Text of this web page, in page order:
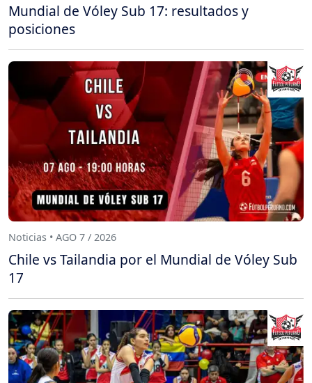
Mundial de Vóley Sub 17: resultados y
posiciones
Noticias • AGO 7 / 2026
Chile vs Tailandia por el Mundial de Vóley Sub
17